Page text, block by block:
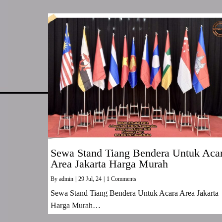
Sewa Stand Tiang Bendera Untuk
Area Jakarta Harga Murah
By admin 29 Jul, 24 1 Comments
Sewa Stand Tiang Bendera Untuk Acara Area Jakarta
Harga Murah…